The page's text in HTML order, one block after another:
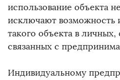
использование объекта
исключают возможность
такого объекта в
связанных с
Индивидуальному